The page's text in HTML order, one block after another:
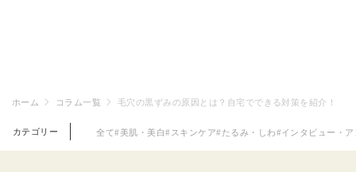
ホーム コラム一覧 毛穴の黒ずみの原因とは？自宅でできる対策を紹介！
カテゴリー 全て#美肌・美白#スキンケア#たるみ・しわ#インタビュー・